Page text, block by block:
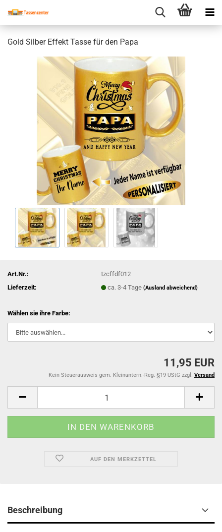
Gold Silber Effekt Tasse für den Papa
Art.Nr.:
tzcffdf012
Lieferzeit:
ca. 3-4 Tage(Ausland abweichend)
Wählen sie ihre Farbe:
11,95 EUR
Kein Steuerausweis gem. Kleinuntern.-Reg. §19 UStG zzgl. Versand
AUF DEN MERKZETTEL
Beschreibung